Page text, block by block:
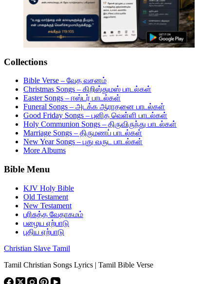
Collections
Bible Verse – வேத வசனம்
Christmas Songs – கிறிஸ்துமஸ் பாடல்கள்
Easter Songs – ஈஸ்டர் பாடல்கள்
Funeral Songs – அடக்க ஆராதனை பாடல்கள்
Good Friday Songs – புனித வெள்ளி பாடல்கள்
Holy Communion Songs – திருவிருந்து பாடல்கள்
Marriage Songs – திருமணப் பாடல்கள்
New Year Songs – புது வருட பாடல்கள்
More Albums
Bible Menu
KJV Holy Bible
Old Testament
New Testament
பரிசுத்த வேதாகமம்
பழைய ஏற்பாடு
புதிய ஏற்பாடு
Christian Slave Tamil
Tamil Christian Songs Lyrics | Tamil Bible Verse